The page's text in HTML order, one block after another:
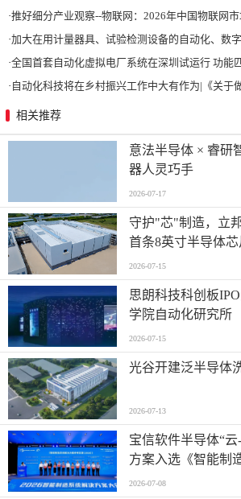
·推好细分产业观察--物联网：2026年中国物联网市场规模接近3000亿美元 智慧工厂
·加大在用计量器具、试验检测设备的自动化、数字化改造力度|市场监管总局 工业和信息化
·全国首套自动化虚拟电厂系统在深圳试运行 功能匹敌大型
· 自动化科技将在乡村振兴工作中大有作为|《关于做好2023年全面推进
相关推荐
意法半导体 × 睿研
器人灵巧手
2026-07-17
守护"芯"制造，立
首条8英寸半导体
2026-07-15
思朗科技科创板
学院自动化研究所
2026-07-15
光谷开建泛半导体
2026-07-13
宝信软件半导体“
方案入选《智能制
目录（2026）》
2026-07-08